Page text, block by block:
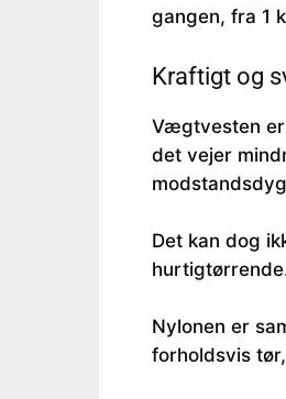
gangen, fra 1
Kraftigt og
Vægtvesten er
det vejer
Det kan dog
Nylonen er
forholdsvis